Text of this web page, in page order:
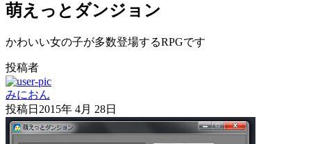
萌えっとダンジョン
かわいい女の子が多数登場するRPGです
投稿者
みにおん
投稿日 2015年 4月 28日